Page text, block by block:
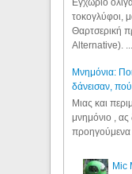
τοκογλύφοι,
Θαρτσερική
Alternative). ...
Μνημόνια:
δάνεισαν,
Μιας και
μνημόνιο , ας
προηγούμενα
Mic